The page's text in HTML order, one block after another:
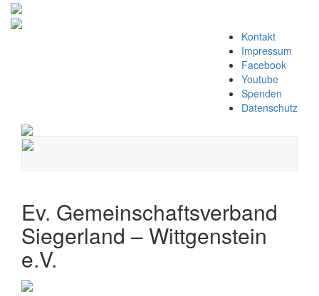
Kontakt
Impressum
Facebook
Youtube
Spenden
Datenschutz
Navigation
Ev. Gemeinschaftsverband
Siegerland – Wittgenstein
e.V.